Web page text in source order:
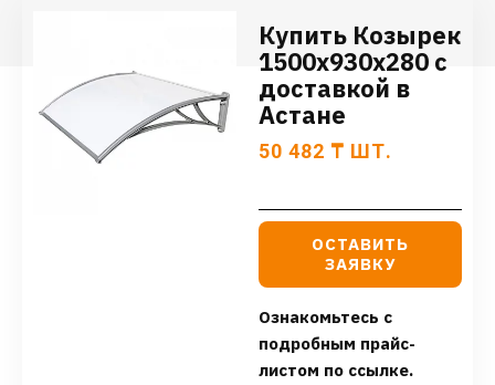
Купить Козырек
1500x930x280 с
доставкой в
Астане
50 482 ₸ ШТ.
ОСТАВИТЬ
ЗАЯВКУ
Ознакомьтесь с
подробным прайс-
листом по ссылке.